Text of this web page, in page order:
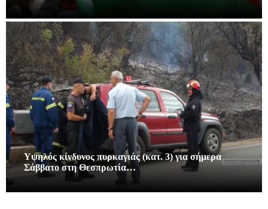
Υψηλός κίνδυνος πυρκαγιάς (κατ. 3) για σήμερα
Σάββατο στη Θεσπρωτία…